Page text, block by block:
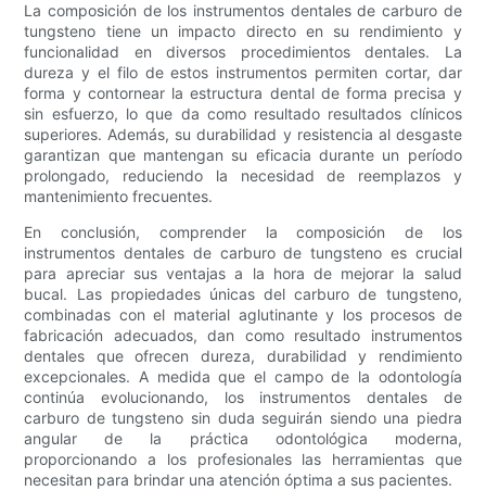
La composición de los instrumentos dentales de carburo de
tungsteno tiene un impacto directo en su rendimiento y
funcionalidad en diversos procedimientos dentales. La
dureza y el filo de estos instrumentos permiten cortar, dar
forma y contornear la estructura dental de forma precisa y
sin esfuerzo, lo que da como resultado resultados clínicos
superiores. Además, su durabilidad y resistencia al desgaste
garantizan que mantengan su eficacia durante un período
prolongado, reduciendo la necesidad de reemplazos y
mantenimiento frecuentes.
En conclusión, comprender la composición de los
instrumentos dentales de carburo de tungsteno es crucial
para apreciar sus ventajas a la hora de mejorar la salud
bucal. Las propiedades únicas del carburo de tungsteno,
combinadas con el material aglutinante y los procesos de
fabricación adecuados, dan como resultado instrumentos
dentales que ofrecen dureza, durabilidad y rendimiento
excepcionales. A medida que el campo de la odontología
continúa evolucionando, los instrumentos dentales de
carburo de tungsteno sin duda seguirán siendo una piedra
angular de la práctica odontológica moderna,
proporcionando a los profesionales las herramientas que
necesitan para brindar una atención óptima a sus pacientes.